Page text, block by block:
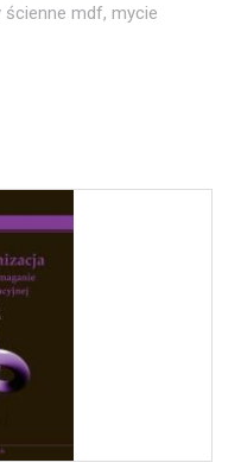
ścienne mdf, mycie